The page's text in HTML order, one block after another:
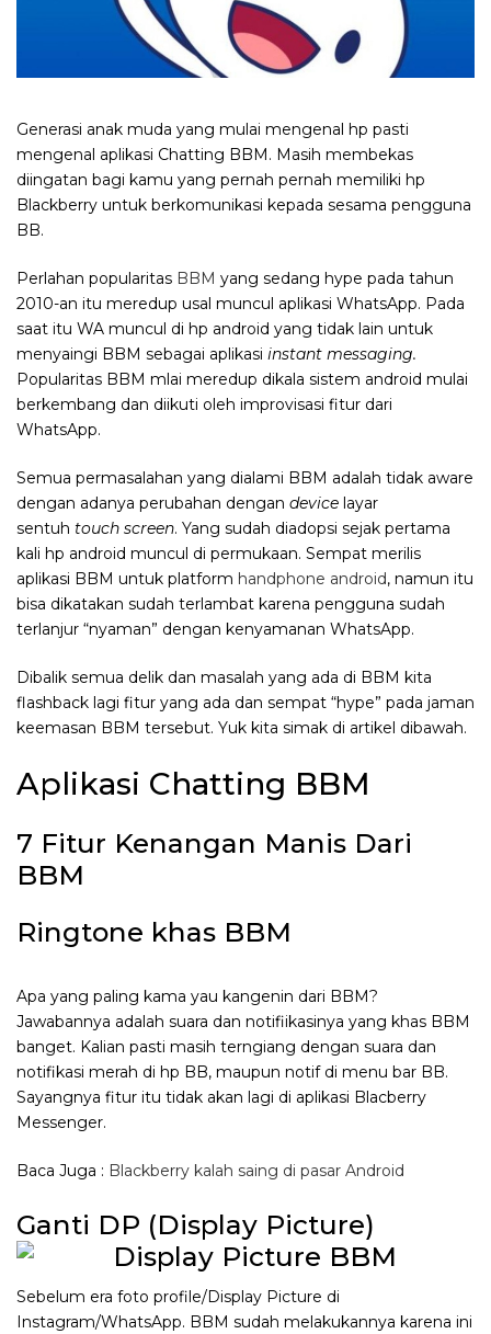
Generasi anak muda yang mulai mengenal hp pasti
mengenal aplikasi Chatting BBM. Masih membekas
diingatan bagi kamu yang pernah pernah memiliki hp
Blackberry untuk berkomunikasi kepada sesama pengguna
BB.
Perlahan popularitas BBM yang sedang hype pada tahun
2010-an itu meredup usal muncul aplikasi WhatsApp. Pada
saat itu WA muncul di hp android yang tidak lain untuk
menyaingi BBM sebagai aplikasi instant messaging.
Popularitas BBM mlai meredup dikala sistem android mulai
berkembang dan diikuti oleh improvisasi fitur dari
WhatsApp.
Semua permasalahan yang dialami BBM adalah tidak aware
dengan adanya perubahan dengan device layar
sentuh touch screen. Yang sudah diadopsi sejak pertama
kali hp android muncul di permukaan. Sempat merilis
aplikasi BBM untuk platform handphone android, namun itu
bisa dikatakan sudah terlambat karena pengguna sudah
terlanjur “nyaman” dengan kenyamanan WhatsApp.
Dibalik semua delik dan masalah yang ada di BBM kita
flashback lagi fitur yang ada dan sempat “hype” pada jaman
keemasan BBM tersebut. Yuk kita simak di artikel dibawah.
Aplikasi Chatting BBM
7 Fitur Kenangan Manis Dari
BBM
Ringtone khas BBM
Apa yang paling kama yau kangenin dari BBM?
Jawabannya adalah suara dan notifiikasinya yang khas BBM
banget. Kalian pasti masih terngiang dengan suara dan
notifikasi merah di hp BB, maupun notif di menu bar BB.
Sayangnya fitur itu tidak akan lagi di aplikasi Blacberry
Messenger.
Baca Juga : Blackberry kalah saing di pasar Android
Ganti DP (Display Picture)
Sebelum era foto profile/Display Picture di
Instagram/WhatsApp. BBM sudah melakukannya karena ini